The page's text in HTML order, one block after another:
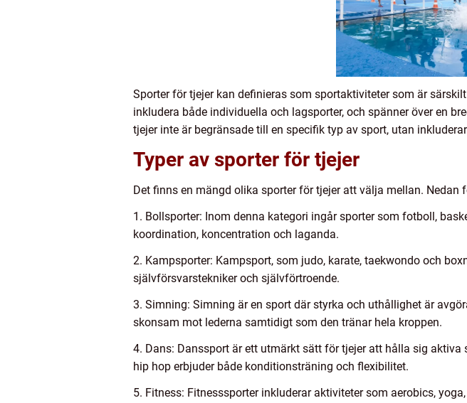
Sporter för tjejer kan definieras som sportaktiviteter som är
inkludera både individuella och lagsporter, och spänner över en
tjejer inte är begränsade till en specifik typ av sport, utan
Typer av sporter för tjejer
Det finns en mängd olika sporter för tjejer att välja mellan.
1. Bollsporter: Inom denna kategori ingår sporter som fotboll,
koordination, koncentration och laganda.
2. Kampsporter: Kampsport, som judo, karate, taekwondo och
självförsvarstekniker och självförtroende.
3. Simning: Simning är en sport där styrka och uthållighet är
skonsam mot lederna samtidigt som den tränar hela kroppen.
4. Dans: Danssport är ett utmärkt sätt för tjejer att hålla sig
hip hop erbjuder både konditionsträning och flexibilitet.
5. Fitness: Fitnesssporter inkluderar aktiviteter som aerobics,